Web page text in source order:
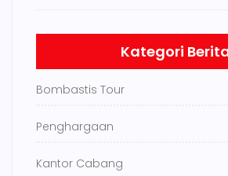
Kategori
Bombastis Tour
Penghargaan
Kantor Cabang